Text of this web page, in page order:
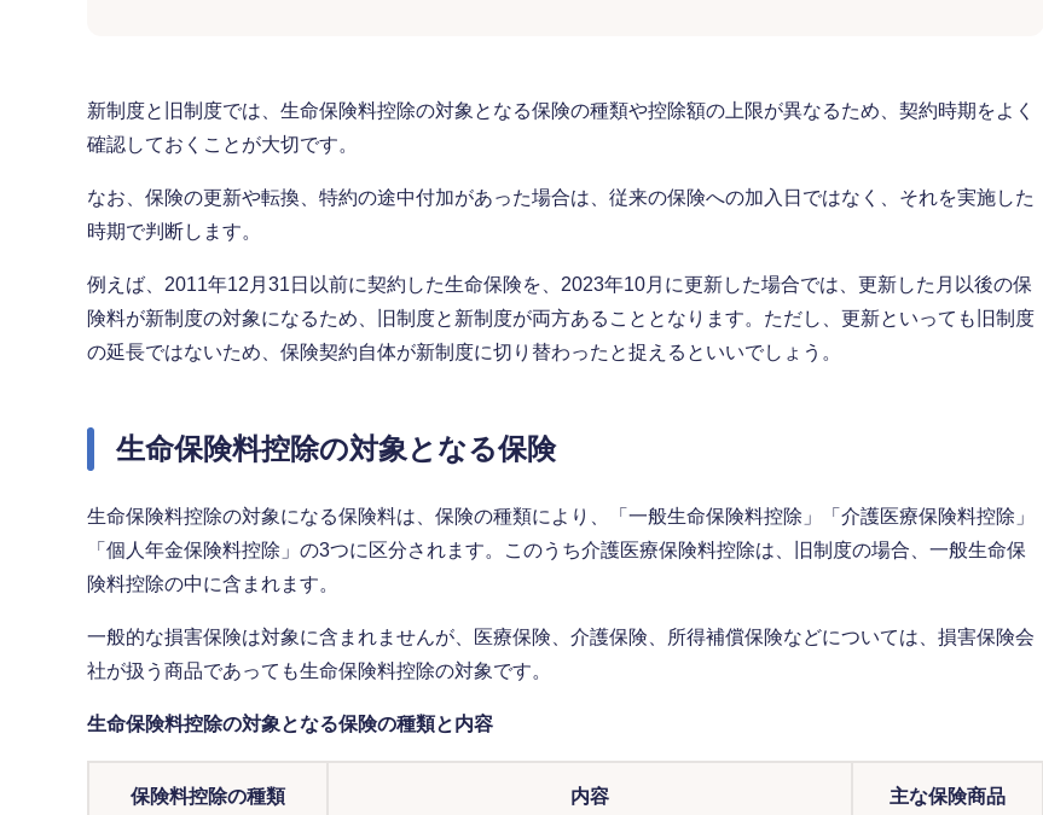
新制度と旧制度では、生命保険料控除の対象となる保険の種類や控除額の上限が異なるため、契約時期をよく
確認しておくことが大切です。
なお、保険の更新や転換、特約の途中付加があった場合は、従来の保険への加入日ではなく、それを実施した
時期で判断します。
例えば、2011年12月31日以前に契約した生命保険を、2023年10月に更新した場合では、更新した月以後の保
険料が新制度の対象になるため、旧制度と新制度が両方あることとなります。ただし、更新といっても旧制度
の延長ではないため、保険契約自体が新制度に切り替わったと捉えるといいでしょう。
生命保険料控除の対象となる保険
生命保険料控除の対象になる保険料は、保険の種類により、「一般生命保険料控除」「介護医療保険料控除」
「個人年金保険料控除」の3つに区分されます。このうち介護医療保険料控除は、旧制度の場合、一般生命保
険料控除の中に含まれます。
一般的な損害保険は対象に含まれませんが、医療保険、介護保険、所得補償保険などについては、損害保険会
社が扱う商品であっても生命保険料控除の対象です。
生命保険料控除の対象となる保険の種類と内容
保険料控除の種類 内容 主な保険商品